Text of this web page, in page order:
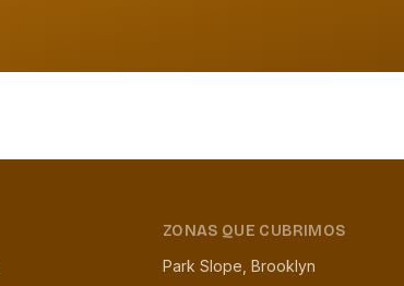
ZONAS QUE CUBRIMOS
Park Slope, Brooklyn